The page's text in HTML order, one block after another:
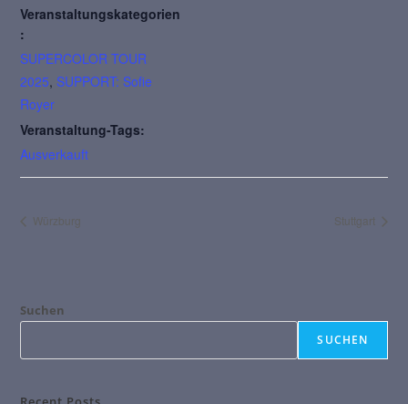
Veranstaltungskategorien
:
SUPERCOLOR TOUR
2025, SUPPORT: Sofie
Royer
Veranstaltung-Tags:
Ausverkauft
Würzburg Stuttgart
Suchen
SUCHEN